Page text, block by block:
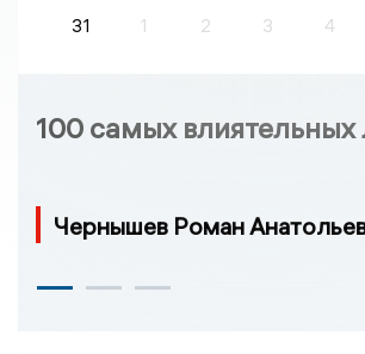
31
1 2 3 4
100 самых
Чернышев Роман